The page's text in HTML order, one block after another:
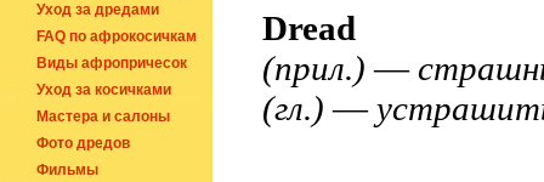
Уход за дредами
FAQ по афрокосичкам
Виды афропричесок
Уход за косичками
Мастера и салоны
Фото дредов
Фильмы
Dread
(прил.)—
(гл.)—